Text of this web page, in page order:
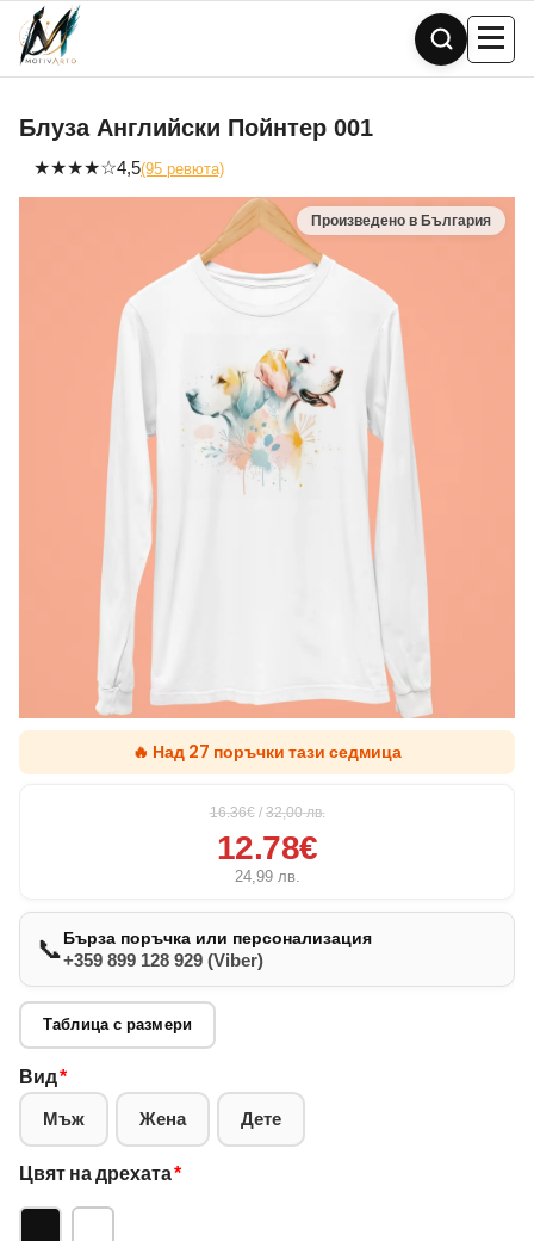
Skip
content
Блуза Английски Пойнтер 001
★★★★☆4,5(95 ревюта)
🔥 Над 27 поръчки тази седмица
16.36€ / 32,00лв.
12.78€
24,99 лв.
📞Бърза поръчка или персонализация
+359 899 128 929 (Viber)
Таблица с размери
Вид*
Мъж Жена Дете
Цвят на дрехата*